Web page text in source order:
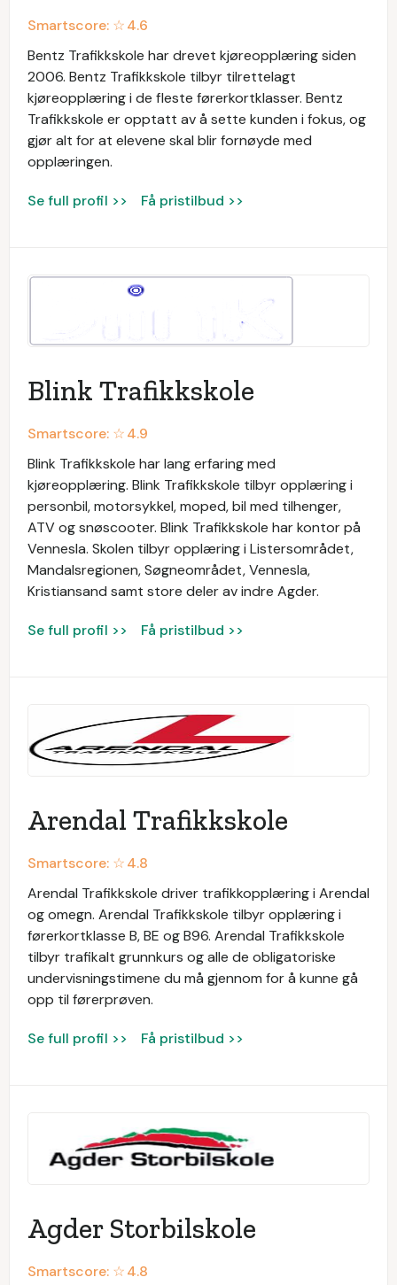
Smartscore: ☆4.6
Bentz Trafikkskole har drevet kjøreopplæring siden
2006. Bentz Trafikkskole tilbyr tilrettelagt
kjøreopplæring i de fleste førerkortklasser. Bentz
Trafikkskole er opptatt av å sette kunden i fokus, og
gjør alt for at elevene skal blir fornøyde med
opplæringen.
Se full profil >> Få pristilbud >>
Blink Trafikkskole
Smartscore: ☆4.9
Blink Trafikkskole har lang erfaring med
kjøreopplæring. Blink Trafikkskole tilbyr opplæring i
personbil, motorsykkel, moped, bil med tilhenger,
ATV og snøscooter. Blink Trafikkskole har kontor på
Vennesla. Skolen tilbyr opplæring i Listersområdet,
Mandalsregionen, Søgneområdet, Vennesla,
Kristiansand samt store deler av indre Agder.
Se full profil >> Få pristilbud >>
Arendal Trafikkskole
Smartscore: ☆4.8
Arendal Trafikkskole driver trafikkopplæring i Arendal
og omegn. Arendal Trafikkskole tilbyr opplæring i
førerkortklasse B, BE og B96. Arendal Trafikkskole
tilbyr trafikalt grunnkurs og alle de obligatoriske
undervisningstimene du må gjennom for å kunne gå
opp til førerprøven.
Se full profil >> Få pristilbud >>
Agder Storbilskole
Smartscore: ☆4.8